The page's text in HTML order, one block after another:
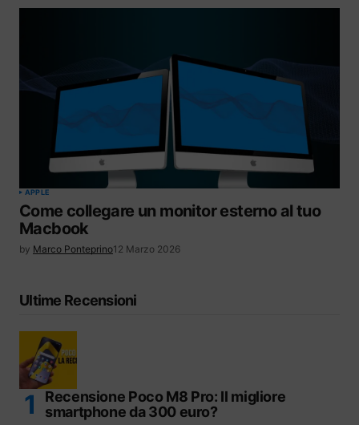
APPLE
Come collegare un monitor esterno al tuo
Macbook
by Marco Ponteprino12 Marzo 2026
Ultime Recensioni
Recensione Poco M8 Pro: Il migliore
smartphone da 300 euro?